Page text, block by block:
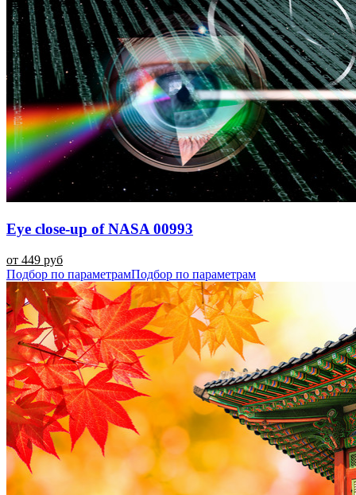
Eye close-up of NASA 00993
от 449 руб
Подбор по параметрамПодбор по параметрам